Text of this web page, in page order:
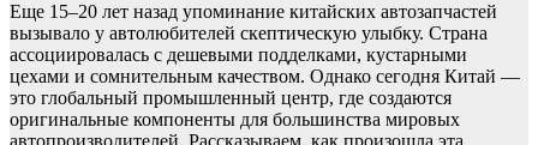
Еще 15–20 лет назад упоминание китайских автозапчастей
вызывало у автолюбителей скептическую улыбку. Страна
ассоциировалась с дешевыми подделками, кустарными
цехами и сомнительным качеством. Однако сегодня Китай —
это глобальный промышленный центр, где создаются
оригинальные компоненты для большинства мировых